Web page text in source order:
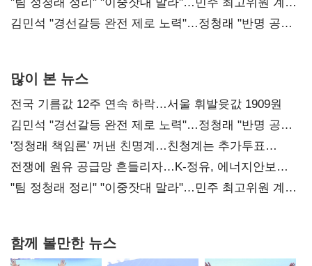
다툼 격화
김민석 "경선갈등 완전 제로 노력"…정청래 "반명 공세
많이 본 뉴스
전국 기름값 12주 연속 하락…서울 휘발윳값 1909원
김민석 "경선갈등 완전 제로 노력"…정청래 "반명 공세
사과부터"
'정청래 책임론' 꺼낸 친명계…친청계는 추가투표
때리기
전쟁에 원유 공급망 흔들리자…K-정유, 에너지안보
핵심으로 재부상
"팀 정청래 정리" "이중잣대 말라"…민주 최고위원 계파
함께 볼만한 뉴스